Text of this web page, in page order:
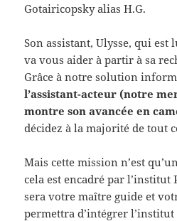
Gotairicopsky alias H.G.
Son assistant, Ulysse, qui est
va vous aider à partir à sa
Grâce à notre solution
l’assistant-acteur (notre
montre son avancée en
décidez à la majorité de tout
Mais cette mission n’est
cela est encadré par l’institut
sera votre maître guide et
permettra d’intégrer l’institut